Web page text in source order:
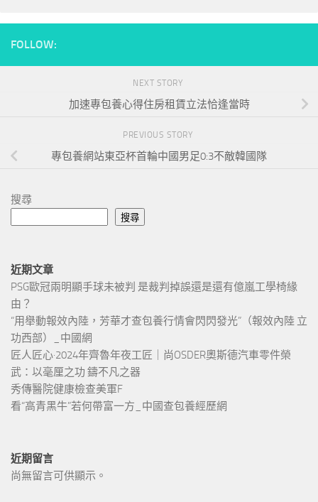
FOLLOW:
NEXT STORY
加速專包養心得住房租賃立法恰逢當時
PREVIOUS STORY
專包養網站東亞杯首輪中國男足0:3不敵韓國隊
搜尋
搜尋
近期文章
PSG歐冠兩明顯手球未被判 是裁判掉誤還是還有億嵐工學椅緣
由？
“用舉動報效內陸，芳華才查包養行情會閃閃發光”（報效內陸 立
功西部）_中國網
匠人匠心·2024年齊魯年夜工匠｜尚OSDER奧斯德汽車零件榮
武：以毫厘之功 鑄不凡之器
秀傳醫院健康檢查美軍F
看“高青黑牛”若何帶富一方_中國查包養經歷網
近期留言
尚無留言可供顯示。